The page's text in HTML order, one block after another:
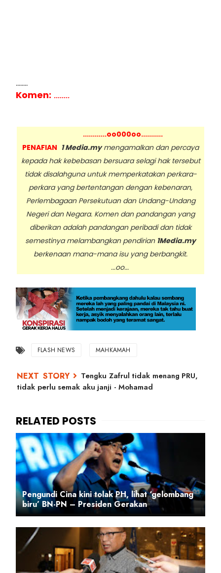
........
Komen: ........
............oo000oo...........
PENAFIAN 1 Media.mymengamalkan dan percaya
kepada hak kebebasan bersuara selagi hak tersebut
tidak disalahguna untuk memperkatakan perkara-
perkara yang bertentangan dengan kebenaran,
Perlembagaan Persekutuan dan Undang-Undang
Negeri dan Negara. Komen dan pandangan yang
diberikan adalah pandangan peribadi dan tidak
semestinya melambangkan pendirian 1Media.my
berkenaan mana-mana isu yang berbangkit.
...oo...
FLASH NEWS MAHKAMAH
Tengku Zafrul tidak menang PRU,
tidak perlu semak aku janji - Mohamad
Pengundi Cina kini tolak PH, lihat ‘gelombang
biru’ BN-PN – Presiden Gerakan